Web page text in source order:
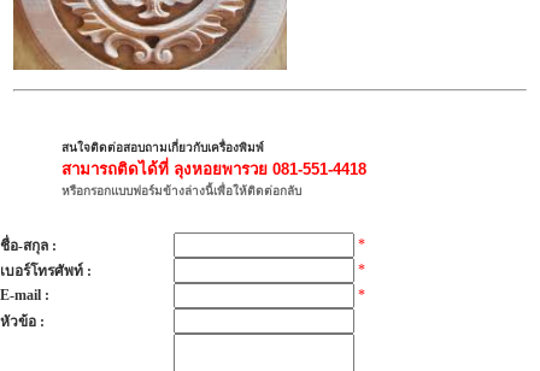
สนใจติดต่อสอบถามเกี่ยวกับเครื่องพิมพ์
สามารถติดได้ที่ ลุงหอยพารวย 081-551-4418
หรือกรอกแบบฟอร์มข้างล่างนี้เพื่อให้ติดต่อกลับ
ชื่อ-สกุล :
*
เบอร์โทรศัพท์ :
*
E-mail :
*
หัวข้อ :